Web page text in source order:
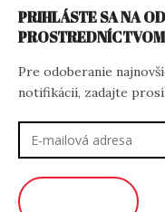
PRIHLÁSTE SA NA
Pre odoberanie
notifikácií, zadajte
adresa